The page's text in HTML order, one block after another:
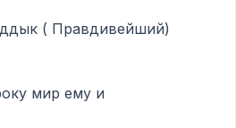
( Правдивейший)
мир ему и